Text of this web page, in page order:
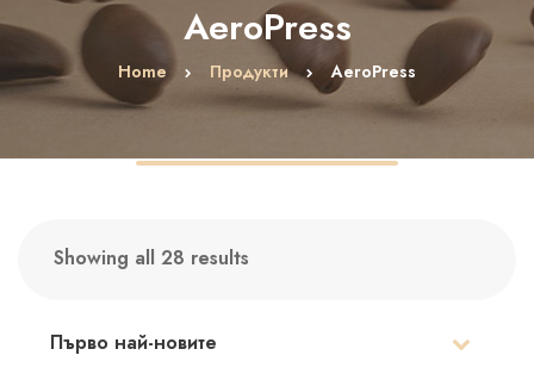
AeroPress
Home Продукти AeroPress
Showing all 28 results